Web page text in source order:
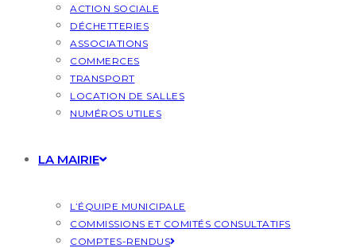
ACTION SOCIALE
DÉCHETTERIES
ASSOCIATIONS
COMMERCES
TRANSPORT
LOCATION DE SALLES
NUMÉROS UTILES
LA MAIRIE
L’ÉQUIPE MUNICIPALE
COMMISSIONS ET COMITÉS CONSULTATIFS
COMPTES-RENDUS